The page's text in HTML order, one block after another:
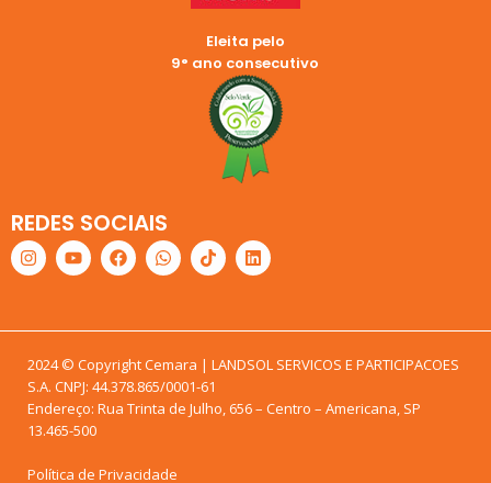
Eleita pelo
9° ano consecutivo
REDES SOCIAIS
2024 © Copyright Cemara | LANDSOL SERVICOS E PARTICIPACOES
S.A. CNPJ: 44.378.865/0001-61
Endereço: Rua Trinta de Julho, 656 – Centro – Americana, SP
13.465-500
Política de Privacidade